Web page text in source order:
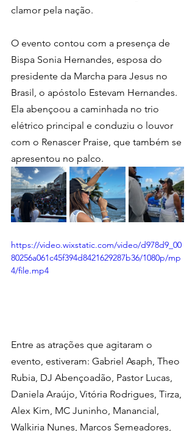
clamor pela nação.
O evento contou com a presença de
Bispa Sonia Hernandes, esposa do
presidente da Marcha para Jesus no
Brasil, o apóstolo Estevam Hernandes.
Ela abençoou a caminhada no trio
elétrico principal e conduziu o louvor
com o Renascer Praise, que também se
apresentou no palco.
https://video.wixstatic.com/video/d978d9_00
80256a061c45f394d8421629287b36/1080p/mp
4/file.mp4
Entre as atrações que agitaram o
evento, estiveram: Gabriel Asaph, Theo
Rubia, DJ Abençoadão, Pastor Lucas,
Daniela Araújo, Vitória Rodrigues, Tirza,
Alex Kim, MC Juninho, Manancial,
Walkiria Nunes, Marcos Semeadores,